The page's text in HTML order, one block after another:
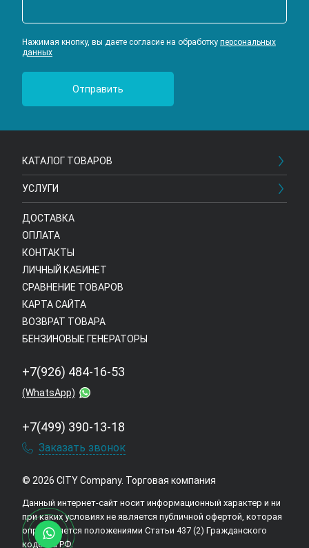
Нажимая кнопку, вы даете согласие на обработку персональных
данных
КАТАЛОГ ТОВАРОВ
УСЛУГИ
ДОСТАВКА
ОПЛАТА
КОНТАКТЫ
ЛИЧНЫЙ КАБИНЕТ
СРАВНЕНИЕ ТОВАРОВ
КАРТА САЙТА
ВОЗВРАТ ТОВАРА
БЕНЗИНОВЫЕ ГЕНЕРАТОРЫ
+7(926) 484-16-53
(WhatsApp)
+7(499) 390-13-18
Заказать звонок
© 2026 CITY Company. Торговая компания
Данный интернет-сайт носит информационный характер и ни
при каких условиях не является публичной офертой, которая
определяется положениями Статьи 437 (2) Гражданского
кодекса РФ.